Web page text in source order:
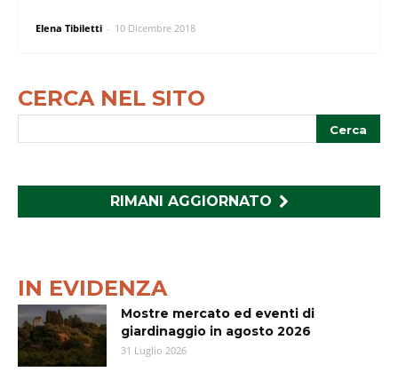
Elena Tibiletti - 10 Dicembre 2018
CERCA NEL SITO
RIMANI AGGIORNATO
IN EVIDENZA
Mostre mercato ed eventi di
giardinaggio in agosto 2026
31 Luglio 2026